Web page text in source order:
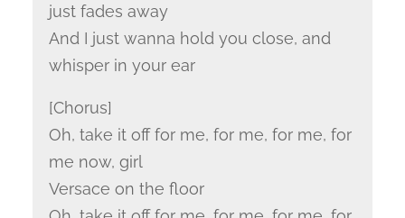
just fades away
And I just wanna hold you close, and
whisper in your ear
[Chorus]
Oh, take it off for me, for me, for me, for
me now, girl
Versace on the floor